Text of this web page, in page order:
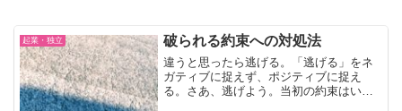
起業・独立 破られる約束への対処法
違うと思ったら逃げる。「逃げる」をネ
ガティブに捉えず、ポジティブに捉え
る。さあ、逃げよう。当初の約束はいと